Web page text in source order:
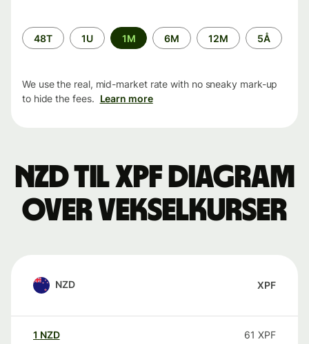
Time
period
48T 1U 1M 6M 12M 5Å
We use the real, mid-market rate with no sneaky mark-up
to hide the fees. Learn more
NZD til XPF Diagram
over vekselkurser
NZD XPF
1 NZD 61 XPF